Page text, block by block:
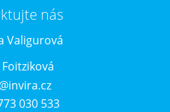
nás
030 533